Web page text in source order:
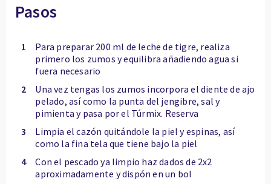
Pasos
1
Para preparar 200 ml de leche de tigre, realiza
primero los zumos y equilibra añadiendo agua si
fuera necesario
2
Una vez tengas los zumos incorpora el diente de ajo
pelado, así como la punta del jengibre, sal y
pimienta y pasa por el Túrmix. Reserva
3
Limpia el cazón quitándole la piel y espinas, así
como la fina tela que tiene bajo la piel
4
Con el pescado ya limpio haz dados de 2x2
aproximadamente y dispón en un bol